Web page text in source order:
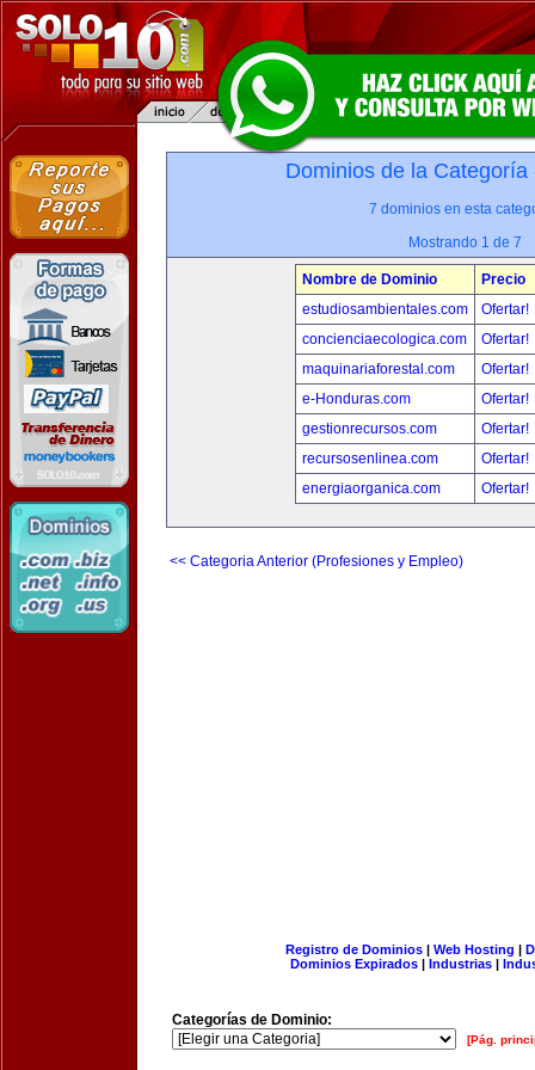
Dominios de la
7 dominios en esta
Mostrando 1 de 7
Nombre de Dominio
Precio
estudiosambientales.com
Ofertar!
concienciaecologica.com
Ofertar!
maquinariaforestal.com
Ofertar!
e-Honduras.com
Ofertar!
gestionrecursos.com
Ofertar!
recursosenlinea.com
Ofertar!
energiaorganica.com
Ofertar!
<< Categoria Anterior (Profesiones y Empleo)
Registro de Dominios| Web Hosting |
Dominios Expirados | Industrias |
Categorías de Dominio:
[Pág.